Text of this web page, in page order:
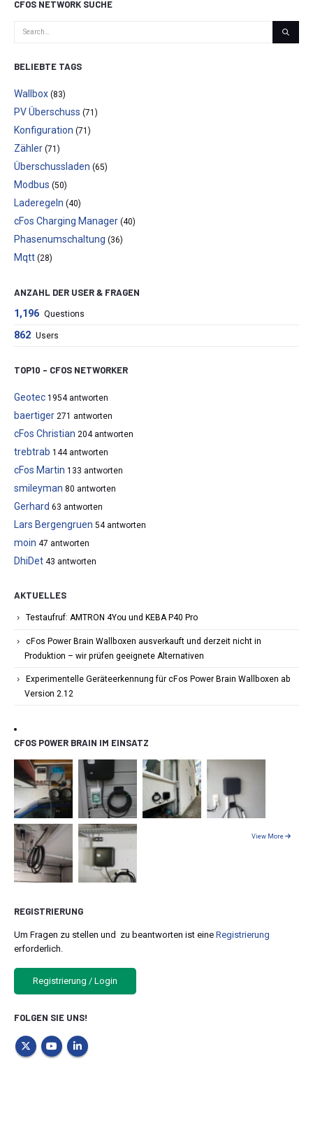
CFOS NETWORK SUCHE
BELIEBTE TAGS
Wallbox (83)
PV Überschuss (71)
Konfiguration (71)
Zähler (71)
Überschussladen (65)
Modbus (50)
Laderegeln (40)
cFos Charging Manager (40)
Phasenumschaltung (36)
Mqtt (28)
ANZAHL DER USER & FRAGEN
1,196 Questions
862 Users
TOP10 – CFOS NETWORKER
Geotec 1954 antworten
baertiger 271 antworten
cFos Christian 204 antworten
trebtrab 144 antworten
cFos Martin 133 antworten
smileyman 80 antworten
Gerhard 63 antworten
Lars Bergengruen 54 antworten
moin 47 antworten
DhiDet 43 antworten
AKTUELLES
Testaufruf: AMTRON 4You und KEBA P40 Pro
cFos Power Brain Wallboxen ausverkauft und derzeit nicht in
Produktion – wir prüfen geeignete Alternativen
Experimentelle Geräteerkennung für cFos Power Brain Wallboxen ab
Version 2.12
CFOS POWER BRAIN IM EINSATZ
View More
REGISTRIERUNG
Um Fragen zu stellen und zu beantworten ist eine Registrierung
erforderlich.
Registrierung / Login
FOLGEN SIE UNS!